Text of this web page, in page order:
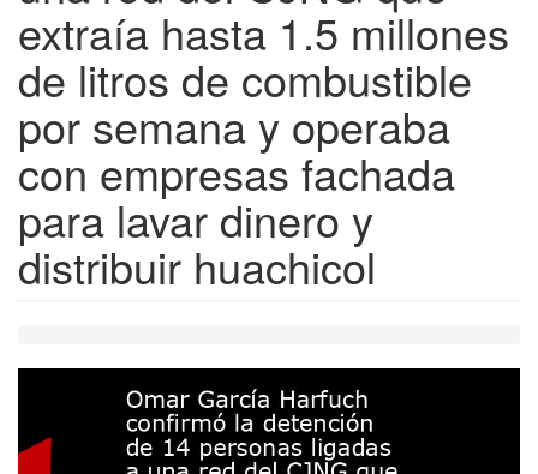
extraía hasta 1.5 millones
de litros de combustible
por semana y operaba
con empresas fachada
para lavar dinero y
distribuir huachicol